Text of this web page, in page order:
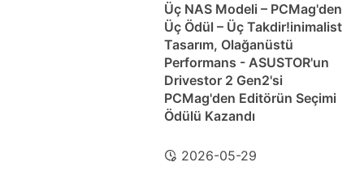
Üç NAS Modeli – PCMag'den
Üç Ödül – Üç Takdir!inimalist
Tasarım, Olağanüstü
Performans - ASUSTOR'un
Drivestor 2 Gen2'si
PCMag'den Editörün Seçimi
Ödülü Kazandı
2026-05-29